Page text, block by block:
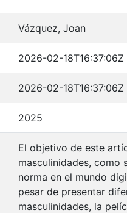
Vázquez, Joan
2026-02-18T16:37:06Z
2026-02-18T16:37:06Z
2025
El objetivo de este
masculinidades, como
norma en el mundo
pesar de presentar
masculinidades, la